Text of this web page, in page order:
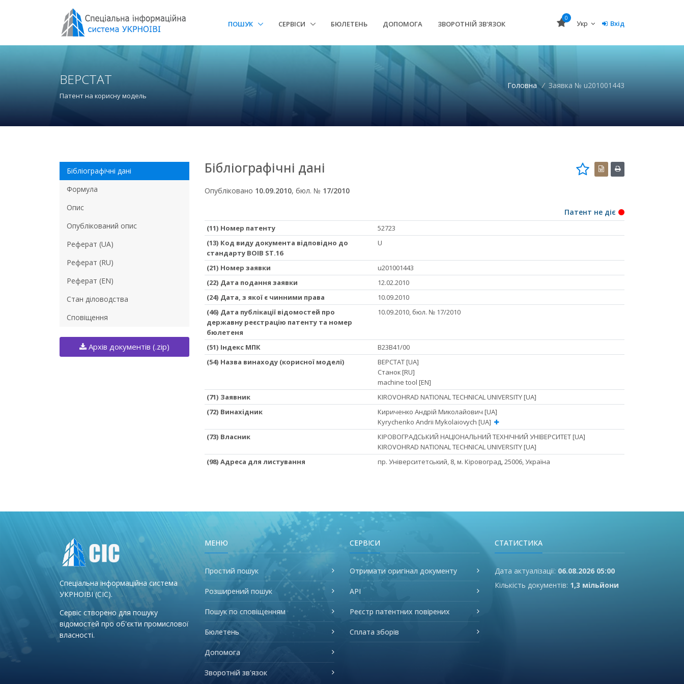
ПОШУК СЕРВІСИ БЮЛЕТЕНЬ ДОПОМОГА ЗВОРОТНІЙ ЗВ'ЯЗОК
0
Укр Вхід
ВЕРСТАТ
Патент на корисну модель
Головна / Заявка № u201001443
Бібліографічні дані
Формула
Опис
Опублікований опис
Реферат (UA)
Реферат (RU)
Реферат (EN)
Стан діловодства
Сповіщення
Архів документів (.zip)
Бібліографічні дані
Опубліковано 10.09.2010, бюл. № 17/2010
Патент не діє
(11) Номер патенту
52723
(13) Код виду документа відповідно до
стандарту ВОІВ ST.16
U
(21) Номер заявки
u201001443
(22) Дата подання заявки
12.02.2010
(24) Дата, з якої є чинними права
10.09.2010
(46) Дата публікації відомостей про
державну реєстрацію патенту та номер
бюлетеня
10.09.2010, бюл. № 17/2010
(51) Iндекс МПК
B23B41/00
(54) Назва винаходу (корисної моделі)
ВЕРСТАТ [UA]
Станок [RU]
machine tool [EN]
(71) Заявник
KIROVOHRAD NATIONAL TECHNICAL UNIVERSITY [UA]
(72) Винахідник
Кириченко Андрій Миколайович [UA]
Kyrychenko Andrii Mykolaiovych [UA]
(73) Власник
КІРОВОГРАДСЬКИЙ НАЦІОНАЛЬНИЙ ТЕХНІЧНИЙ УНІВЕРСИТЕТ [UA]
KIROVOHRAD NATIONAL TECHNICAL UNIVERSITY [UA]
(98) Адреса для листування
пр. Університетський, 8, м. Кіровоград, 25006, Україна
Спеціальна інформаційна система
УКРНОІВІ (СІС).
Сервіс створено для пошуку
відомостей про об'єкти промислової
власності.
МЕНЮ
Простий пошук
Розширений пошук
Пошук по сповіщенням
Бюлетень
Допомога
Зворотній зв'язок
СЕРВІСИ
Отримати оригінал документу
API
Реєстр патентних повірених
Сплата зборів
СТАТИСТИКА
Дата актуалізації: 06.08.2026 05:00
Кількість документів: 1,3 мільйони